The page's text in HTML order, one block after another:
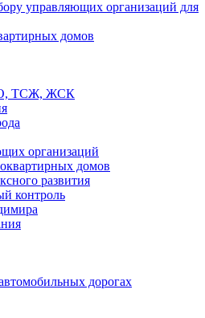
управляющих организаций для
домов
ТСЖ, ЖСК
организаций
домов
развития
контроль
дорогах